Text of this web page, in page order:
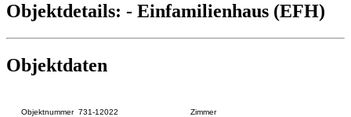
Objektdetails: - Einfamilienhaus (EFH)
Objektdaten
Objektnummer 731-12022 Zimmer